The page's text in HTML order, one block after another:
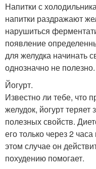
Напитки с
напитки раздражают
нарушиться
появление
для желудка начинать
однозначно не полезно.
Йогурт.
Известно ли тебе, что
желудок, йогурт теряет
полезных свойств.
его только через 2
этом случае он
похудению помогает.